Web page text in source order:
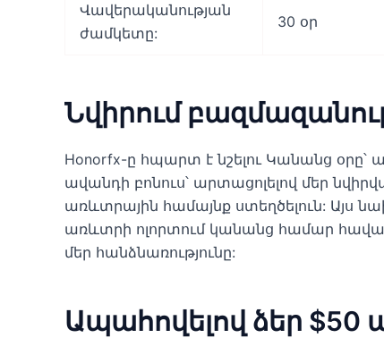
Վավերականության
ժամկետը:
30 օր
Նվիրում
Honorfx-ը հպարտ է նշելու Կանանց
ավանդի բոնուս՝ արտացոլելով մեր
առևտրային համայնք ստեղծելուն: Այս
առևտրի ոլորտում կանանց համար
մեր հանձնառությունը:
Ապահովելով ձեր